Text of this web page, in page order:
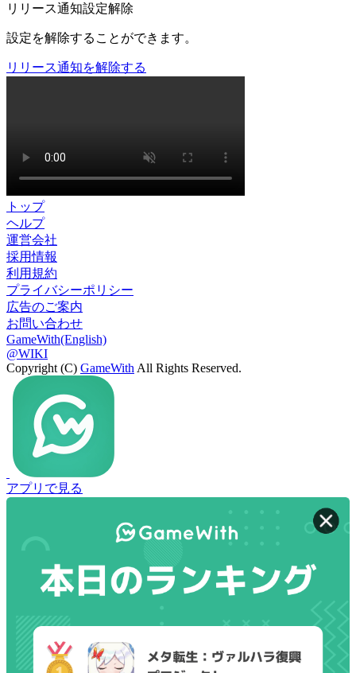
リリース通知設定解除
設定を解除することができます。
リリース通知を解除する
トップ
ヘルプ
運営会社
採用情報
利用規約
プライバシーポリシー
広告のご案内
お問い合わせ
GameWith(English)
@WIKI
Copyright (C) GameWith All Rights Reserved.
アプリで見る